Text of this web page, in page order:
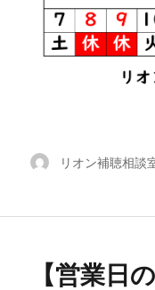
投
リオン補聴相談
【営業日